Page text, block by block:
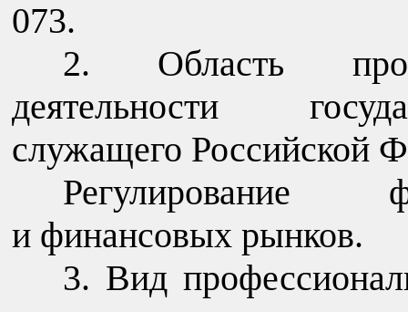
073.
2. Область
деятельности
служащего Российской
Регулирование
и финансовых рынков.
3. Вид